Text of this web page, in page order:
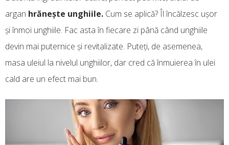
argan hrănește unghiile. Cum se aplică? Îl încălzesc ușor
și înmoi unghiile. Fac asta în fiecare zi până când unghiile
devin mai puternice și revitalizate. Puteți, de asemenea,
masa uleiul la nivelul unghiilor, dar cred că înmuierea în ulei
cald are un efect mai bun.